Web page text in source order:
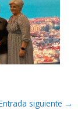
siguiente →